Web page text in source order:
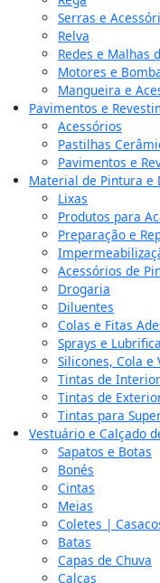
Serras e
Relva
Redes e Malhas
Motores e
Mangueira e
Pavimentos e
Acessórios
Pastilhas
Pavimentos e
Material de Pintura e
Lixas
Produtos para
Preparação e
Acessórios de
Drogaria
Diluentes
Colas e Fitas
Sprays e
Silicones, Cola e
Tintas de Interior
Tintas de
Tintas para
Vestuário e Calçado
Sapatos e Botas
Bonés
Cintas
Meias
Coletes |
Batas
Capas de Chuva
Calças